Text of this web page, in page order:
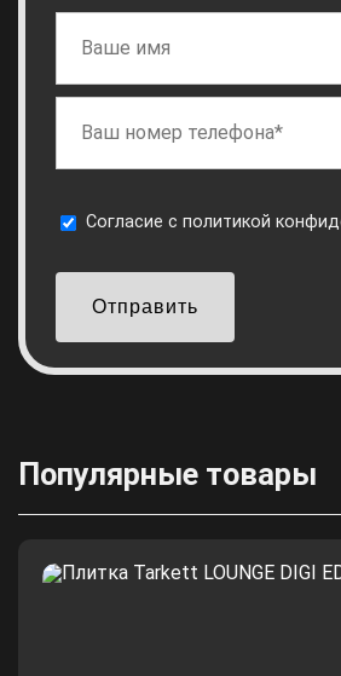
Cогласие сполитикой
Отправить
Популярные товары